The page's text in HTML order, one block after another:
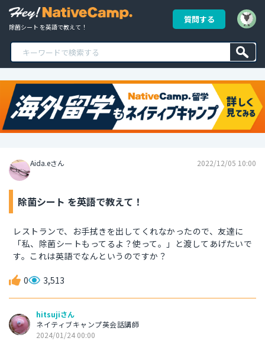
除菌シート を英語で教えて！
質問する
Aida.eさん 2022/12/05 10:00
除菌シート を英語で教えて！
レストランで、お手拭きを出してくれなかったので、友達に
「私、除菌シートもってるよ？使って。」と渡してあげたいで
す。これは英語でなんというのですか？
0 3,513
hitsujiさん
ネイティブキャンプ英会話講師
2024/01/24 00:00